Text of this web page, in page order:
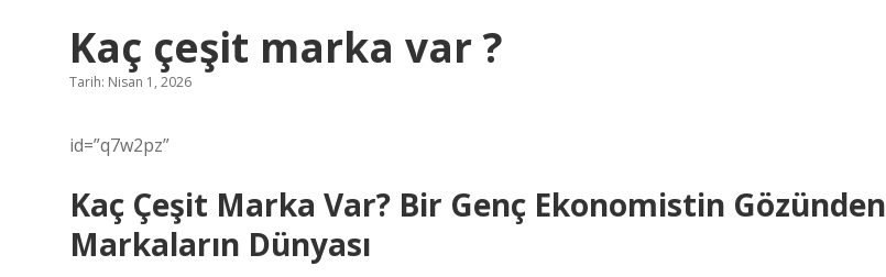
Kaç çeşit marka var ?
Tarih: Nisan 1, 2026
id=”q7w2pz”
Kaç Çeşit Marka Var? Bir Genç Ekonomistin Gözünden
Markaların Dünyası